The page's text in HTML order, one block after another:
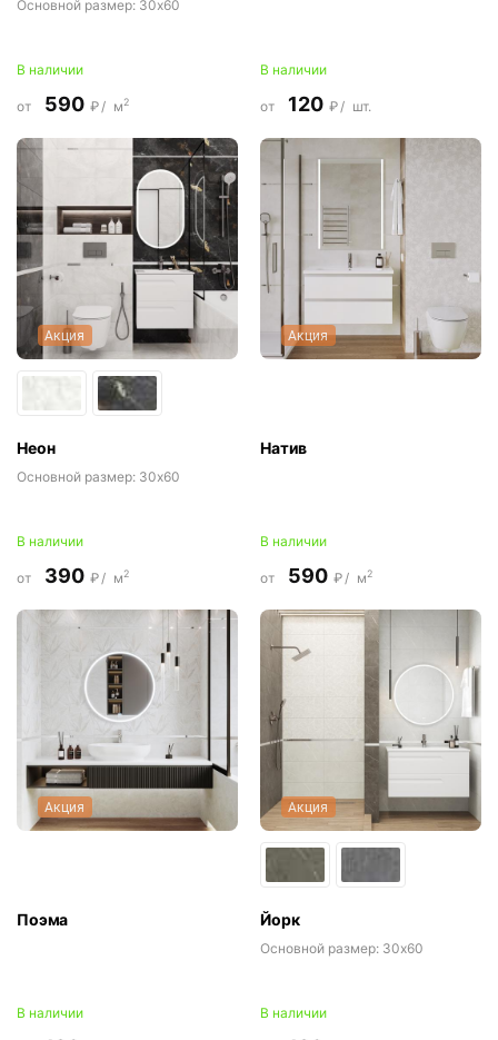
Основной размер: 30x60
В наличии
от 590 ₽/ м2
В наличии
от 120 ₽/ шт.
Акция
Неон
Основной размер: 30x60
В наличии
от 390 ₽/ м2
Акция
Натив
В наличии
от 590 ₽/ м2
Акция
Поэма
В наличии
Акция
Йорк
Основной размер: 30x60
В наличии